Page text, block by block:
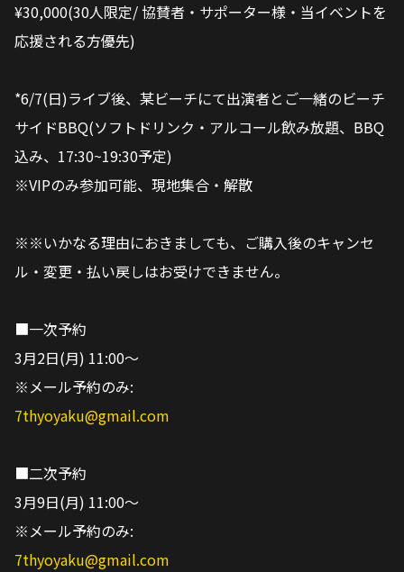
¥30,000(30人限定/ 協賛者・サポーター様・当イベントを
応援される方優先)
*6/7(日)ライブ後、某ビーチにて出演者とご一緒のビーチ
サイドBBQ(ソフトドリンク・アルコール飲み放題、BBQ
込み、17:30~19:30予定)
※VIPのみ参加可能、現地集合・解散
※※いかなる理由におきましても、ご購入後のキャンセ
ル・変更・払い戻しはお受けできません。
■一次予約
3月2日(月) 11:00〜
※メール予約のみ:
7thyoyaku@gmail.com
■二次予約
3月9日(月) 11:00〜
※メール予約のみ:
7thyoyaku@gmail.com